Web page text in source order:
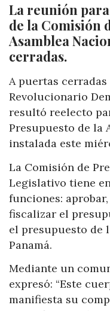
La reunión
de la Comisión
Asamblea
cerradas.
A puertas
Revolucionario
resultó reelecto
Presupuesto de la
instalada este
La Comisión de
Legislativo tiene
funciones:
fiscalizar el
el presupuesto de
Panamá.
Mediante un
expresó: “Este
manifiesta su